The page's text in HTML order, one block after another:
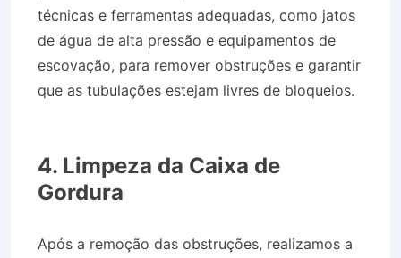
técnicas e ferramentas adequadas, como jatos
de água de alta pressão e equipamentos de
escovação, para remover obstruções e garantir
que as tubulações estejam livres de bloqueios.
4. Limpeza da Caixa de
Gordura
Após a remoção das obstruções, realizamos a